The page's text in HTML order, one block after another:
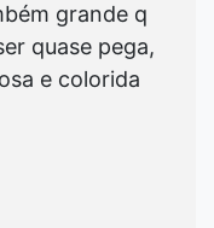
grande q
quase pega,
e colorida